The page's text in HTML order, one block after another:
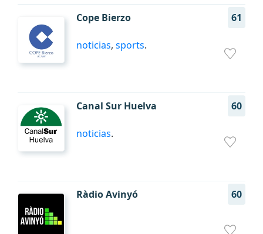
Cope Bierzo 61
noticias, sports.
Canal Sur Huelva 60
noticias.
Ràdio Avinyó 60